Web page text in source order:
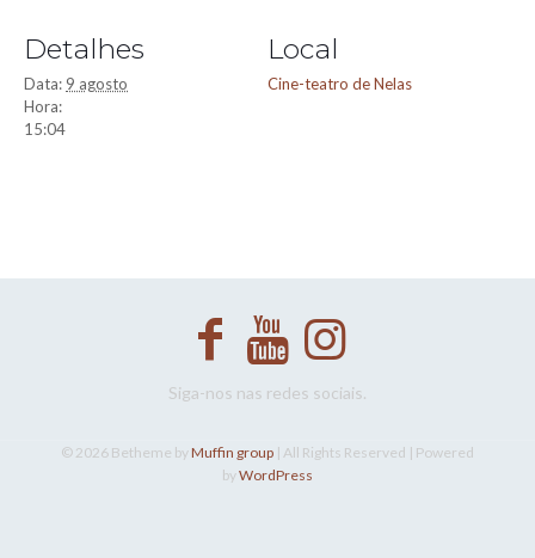
Detalhes
Data: 9 agosto
Hora:
15:04
Local
Cine-teatro de Nelas
Siga-nos nas redes sociais.
© 2026 Betheme byMuffin group | All Rights Reserved | Powered
byWordPress